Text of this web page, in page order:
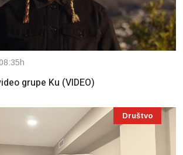
grupe Ku (VIDEO)
Društvo